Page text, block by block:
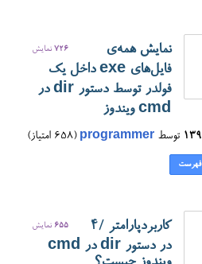
726 نمایش
نمایش همه‌ی
فایل‌های exe داخل یک
فولدر توسط دستور dir در
cmd ویندوز
توسط programmer
(
658 امتیاز)
فهرست
655 نمایش
کاربردپارامتر /4
در دستور dir در cmd